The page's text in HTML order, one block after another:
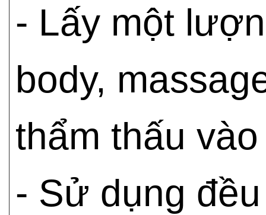
- Lấy một
body,
thẩm thấu
- Sử dụng